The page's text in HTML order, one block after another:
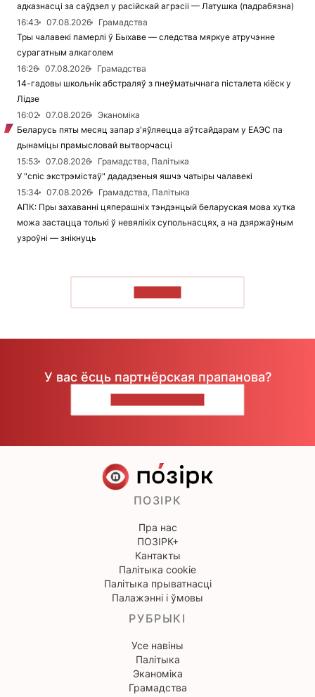
адказнасці за саўдзел у расійскай агрэсіі — Латушка (падрабязна)
16:43
07.08.2026
Грамадства
Тры чалавекі памерлі ў Быхаве — следства мяркуе атручэнне
сурагатным алкаголем
16:26
07.08.2026
Грамадства
14-гадовы школьнік абстраляў з пнеўматычнага пісталета кіёск у
Лідзе
16:02
07.08.2026
Эканоміка
Беларусь пяты месяц запар з'яўляецца аўтсайдарам у ЕАЭС па
дынаміцы прамысловай вытворчасці
15:53
07.08.2026
Грамадства, Палітыка
У "спіс экстрэмістаў" дададзеныя яшчэ чатыры чалавекі
15:34
07.08.2026
Грамадства, Палітыка
АПК: Пры захаванні цяперашніх тэндэнцый беларуская мова хутка
можа застацца толькі ў невялікіх супольнасцях, а на дзяржаўным
узроўні — знікнуць
У вас ёсць партнёрская прапанова?
ПОЗІРК
Пра нас
ПОЗІРК+
Кантакты
Палітыка cookie
Палітыка прыватнасці
Палажэнні і ўмовы
РУБРЫКІ
Усе навіны
Палітыка
Эканоміка
Грамадства